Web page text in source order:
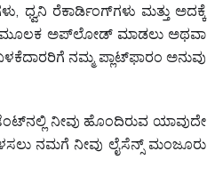
ರೆಕಾರ್ಡಿಂಗ್‌ಗಳು ಮತ್ತು ಅದಕ್ಕೆ
ಮೂಲಕ ಅಪ್‌ಲೋಡ್‌ ಮಾಡಲು ಅಥವಾ
ನಮ್ಮ ಪ್ಲಾಟ್‌ಫಾರಂ ಅನುವು
ನೀವು ಹೊಂದಿರುವ ಯಾವುದೇ
ನಮಗೆ ನೀವು ಲೈಸೆನ್ಸ್‌ ಮಂಜೂರು